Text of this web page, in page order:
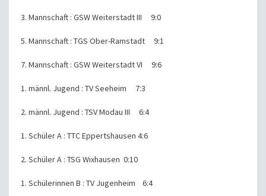
3. Mannschaft : GSW Weiterstadt III 9:0
5. Mannschaft : TGS Ober-Ramstadt 9:1
7. Mannschaft : GSW Weiterstadt VI 9:6
1. männl. Jugend : TV Seeheim 7:3
2. männl. Jugend : TSV Modau III 6:4
1. Schüler A : TTC Eppertshausen 4:6
2. Schüler A : TSG Wixhausen 0:10
1. Schülerinnen B : TV Jugenheim 6:4